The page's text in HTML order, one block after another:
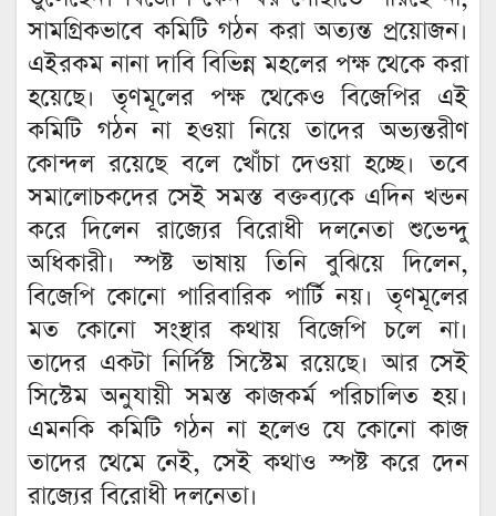
সামগ্রিকভাবে কমিটি গঠন করা অত্যন্ত প্রয়োজন।
এইরকম নানা দাবি বিভিন্ন মহলের পক্ষ থেকে করা
হয়েছে। তৃণমূলের পক্ষ থেকেও বিজেপির এই
কমিটি গঠন না হওয়া নিয়ে তাদের অভ্যন্তরীণ
কোন্দল রয়েছে বলে খোঁচা দেওয়া হচ্ছে। তবে
সমালোচকদের সেই সমস্ত বক্তব্যকে এদিন খন্ডন
করে দিলেন রাজ্যের বিরোধী দলনেতা শুভেন্দু
অধিকারী। স্পষ্ট ভাষায় তিনি বুঝিয়ে দিলেন,
বিজেপি কোনো পারিবারিক পার্টি নয়। তৃণমূলের
মত কোনো সংস্থার কথায় বিজেপি চলে না।
তাদের একটা নির্দিষ্ট সিস্টেম রয়েছে। আর সেই
সিস্টেম অনুযায়ী সমস্ত কাজকর্ম পরিচালিত হয়।
এমনকি কমিটি গঠন না হলেও যে কোনো কাজ
তাদের থেমে নেই, সেই কথাও স্পষ্ট করে দেন
রাজ্যের বিরোধী দলনেতা।